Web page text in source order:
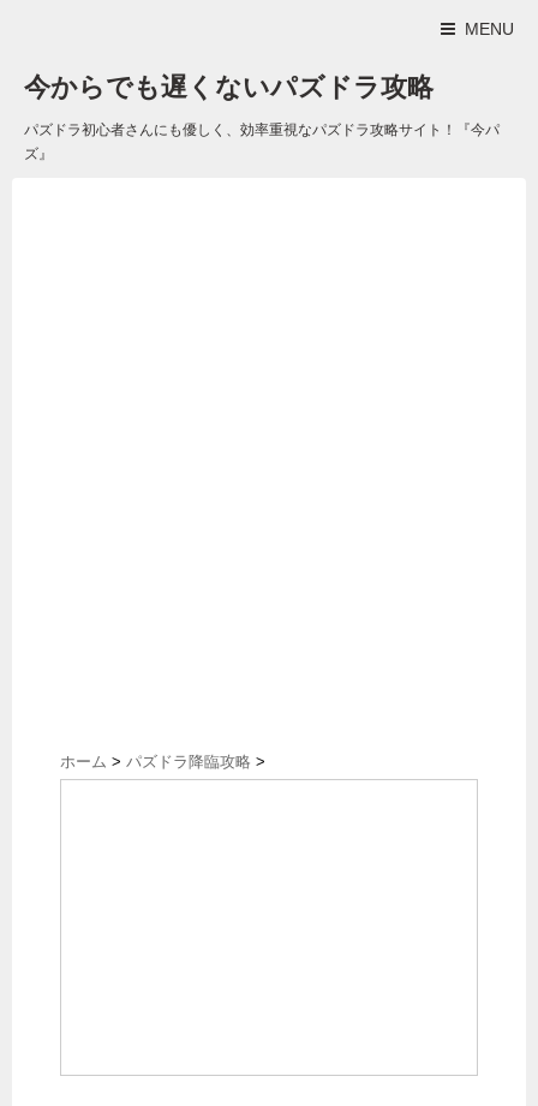
MENU
今からでも遅くないパズドラ攻略
パズドラ初心者さんにも優しく、効率重視なパズドラ攻略サイト！『今パ
ズ』
ホーム > パズドラ降臨攻略 >